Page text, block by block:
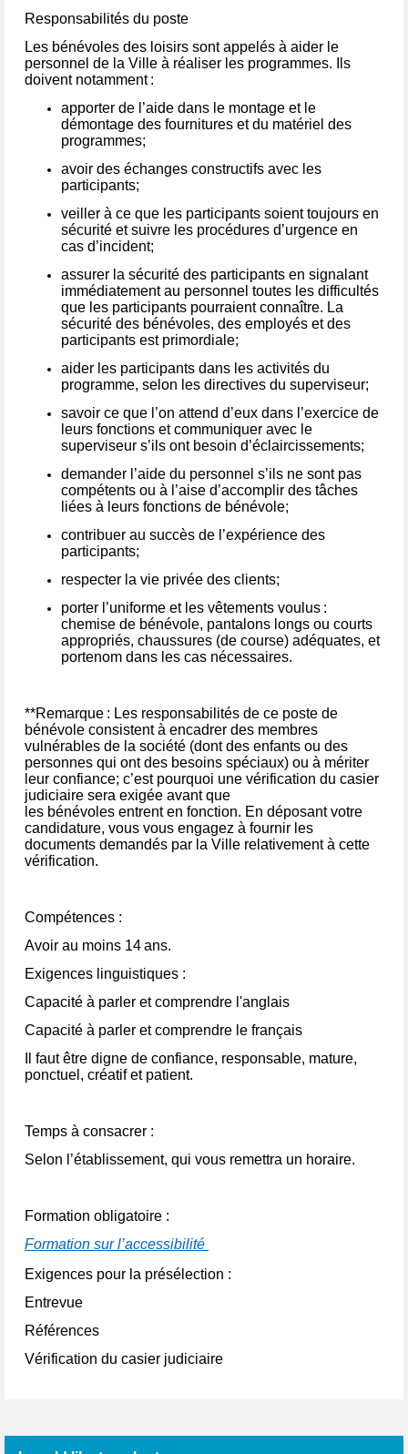
Responsabilités du poste
Les bénévoles des loisirs sontappelés à aider le
personnel de la Ville à réaliser les programmes. Ils
doiventnotamment :
apporter de l’aide dans le montage et le
démontage des fournitures et du matériel des
programmes;
avoir des échanges constructifs avec les
participants;
veiller à ce que les participants soient toujours en
sécurité et suivre les procédures d’urgence en
cas d’incident;
assurer la sécurité des participants en signalant
immédiatement au personnel toutes les difficultés
que les participants pourraient connaître. La
sécurité des bénévoles, des employés et des
participants est primordia le;
aider les participants dans les activités du
programme, selon les directives du superviseur;
savoir ce que l’on attend d’eux dans l’exercice de
leurs fonctions et communiquer avec le
superviseur s’ils ontbesoin d’éclaircissements;
demander l’aide du personnel s’ils ne sont pas
compétents ou à l’aise d’accomplir des tâches
liées à leurs fonctions de bénévole;
contribuer au succès de l’expérience des
participants;
respecter la vie privée des clients;
porter l’uniforme et les vêtements voulus :
chemise de bénévole, pantalons longs ou courts
appropriés, chaussures (de course) adéquates, et
portenom dans les cas nécessaires.
**Remarque : Les responsabilités de ce poste de
bénévole consistent à encadrer des membres
vulnérables de la société (dont des enfants ou des
personnes qui ont des besoins spéciaux) ou à mériter
leur confiance; c’est pourquoi une vérification du casier
judiciaire sera exigée avantque
les bénévoles entrenten fonction. En déposant votre
candidature, vous vous engagez à fournir les
documents demandés par la Ville relativement à cette
vérification.
Compétences :
Avoir au moins 14 ans.
Exigences linguistiques :
Capacité à parler et comprendre l'anglais
Capacité à parler et comprendre le français
Il faut être digne de confiance, responsable, mature,
ponctuel, créatif et patient.
Temps à consacrer :
Selon l’établissement, qui vous remettra un horaire.
Formation obligatoire :
Formation sur l’accessibilité
Exigences pour la présélection :
Entrevue
Références
Vérification du casier judiciaire